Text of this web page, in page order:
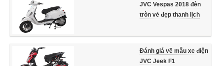
JVC Vespas 2018 đèn
tròn vẻ đẹp thanh lịch
Đánh giá về mẫu xe điện
JVC Jeek F1